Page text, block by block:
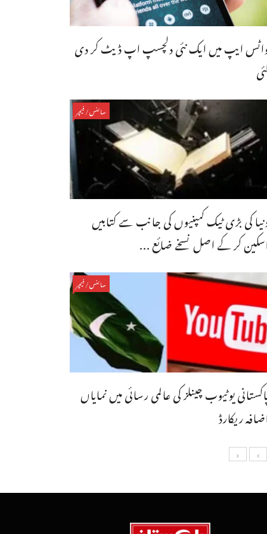
ایپ میں ایک نئی دلچسپ اپ ڈیٹ کر دی
سائنس/فیچر
کی بڑی ٹیک کمپنیوں کی جانب سے کتابیں
کر کے اصل نسخے ضائع ...
سائنس/فیچر
یوٹیوب چینلز کی عالمی رسائی میں نمایاں
ریکارڈ